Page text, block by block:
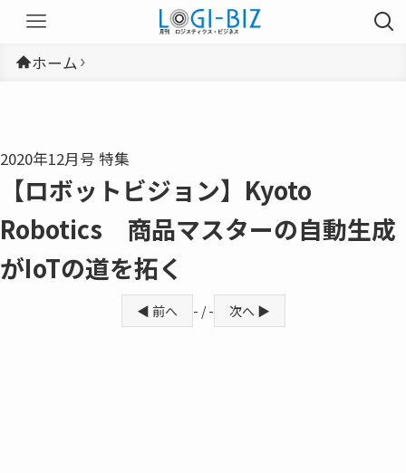
ホーム
2020年12月号 特集
【ロボットビジョン】Kyoto
Robotics 商品マスターの自動生成
がIoTの道を拓く
◀ 前へ - / - 次へ ▶